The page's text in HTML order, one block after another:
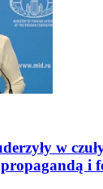
w
i